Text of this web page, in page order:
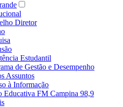
Diretor
Estudantil
de Gestão e Desempenho
Assuntos
à Informação
Educativa FM Campina 98,9